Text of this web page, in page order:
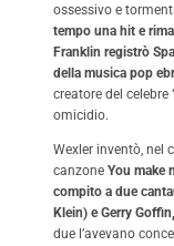
ossessivo e
tempo una hit e
Franklin registrò
della musica pop
creatore del
omicidio.
Wexler inventò, nel
canzone You make
compito a due
Klein) e Gerry
due l’avevano